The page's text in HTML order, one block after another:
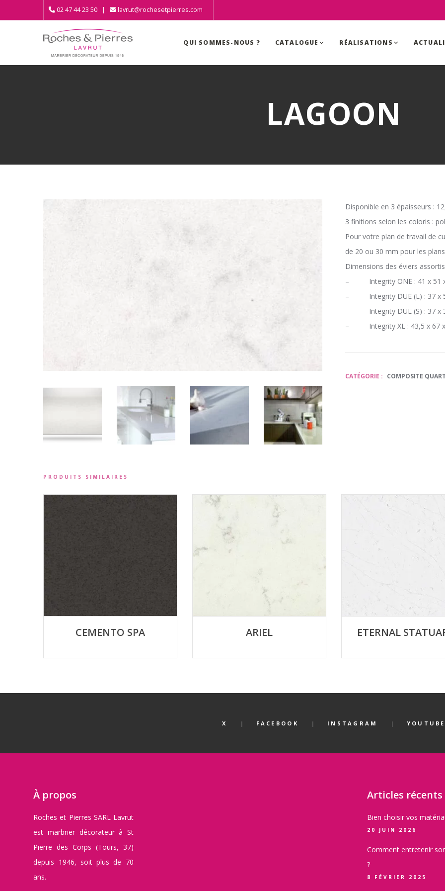
02 47 44 23 50 | lavrut@rochesetpierres.com
QUI SOMMES-NOUS ? CATALOGUE RÉALISATIONS
LAGOON
Disponible en 3 épaisseurs :
3 finitions selon les coloris :
Pour votre plan de travail de
de 20 ou 30 mm pour les
Dimensions des éviers
– Integrity ONE : 41 x 51 x
– Integrity DUE (L) : 37 x
– Integrity DUE (S) : 37 x
– Integrity XL : 43,5 x 67 x
CATÉGORIE : COMPOSITE
PRODUITS SIMILAIRES
CEMENTO SPA ARIEL ETERNAL
X FACEBOOK INSTAGRAM YOUTUBE
À propos
Roches et Pierres SARL Lavrut
est marbrier décorateur à St
Pierre des Corps (Tours, 37)
depuis 1946, soit plus de 70
ans.
Articles récents
Bien choisir vos
20 JUIN 2026
Comment entretenir
?
8 FÉVRIER 2025